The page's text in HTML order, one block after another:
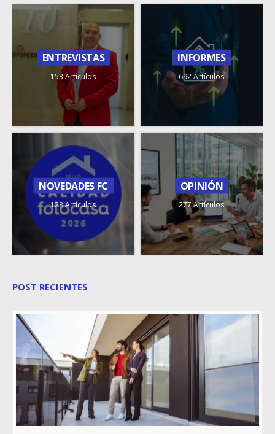
ENTREVISTAS
153 Artículos
INFORMES
692 Artículos
NOVEDADES FC
128 Artículos
OPINIÓN
277 Artículos
POST RECIENTES